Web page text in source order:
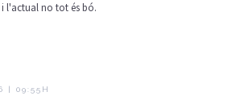
l'actual no tot és bó.
| 09:55H